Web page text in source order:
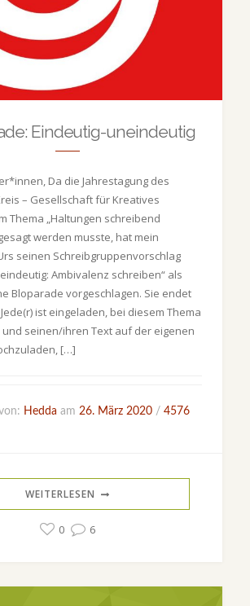
Eindeutig-uneindeutig
Da die Jahrestagung des
– Gesellschaft für Kreatives
Thema „Haltungen schreibend
werden musste, hat mein
seinen Schreibgruppenvorschlag
Ambivalenz schreiben“ als
Bloparade vorgeschlagen. Sie endet
Jede(r) ist eingeladen, bei diesem Thema
und seinen/ihren Text auf der eigenen
[…]
Hedda am 26. März 2020 / 4576
WEITERLESEN
0 6